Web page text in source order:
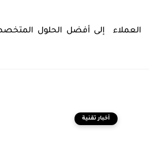
إلى أفضل الحلول
أخبار تقنية